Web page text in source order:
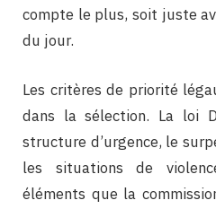
compte le plus, soit juste
du jour.
Les critères de priorité
dans la sélection. La loi
structure d’urgence, le
les situations de
éléments que la